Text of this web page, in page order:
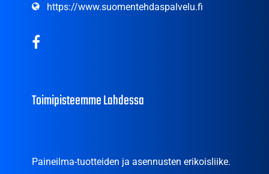
https://www.suomentehdaspalvelu.fi
Toimipisteemme Lahdessa
Paineilma-tuotteiden ja asennusten erikoisliike.